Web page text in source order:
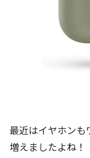
最近はイヤホンも
増えましたよね！